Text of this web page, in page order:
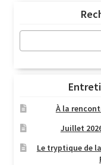
À la
Juillet
Le tryptique de